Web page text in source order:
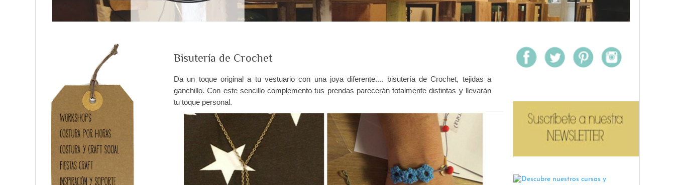
Bisutería de Crochet
Da un toque original a tu vestuario con una joya diferente.... bisutería de Crochet, tejidas a
ganchillo. Con este sencillo complemento tus prendas parecerán totalmente distintas y llevarán
tu toque personal.